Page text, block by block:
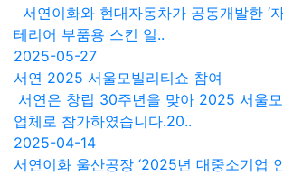
서연이화와 현대자동차가 공동개발한 ‘
테리어 부품용 스킨 일..
2025-05-27
서연 2025 서울모빌리티쇼 참여
서연은 창립 30주년을 맞아 2025 서울
업체로 참가하였습니다.20..
2025-04-14
서연이화 울산공장 ‘2025년 대중소기업